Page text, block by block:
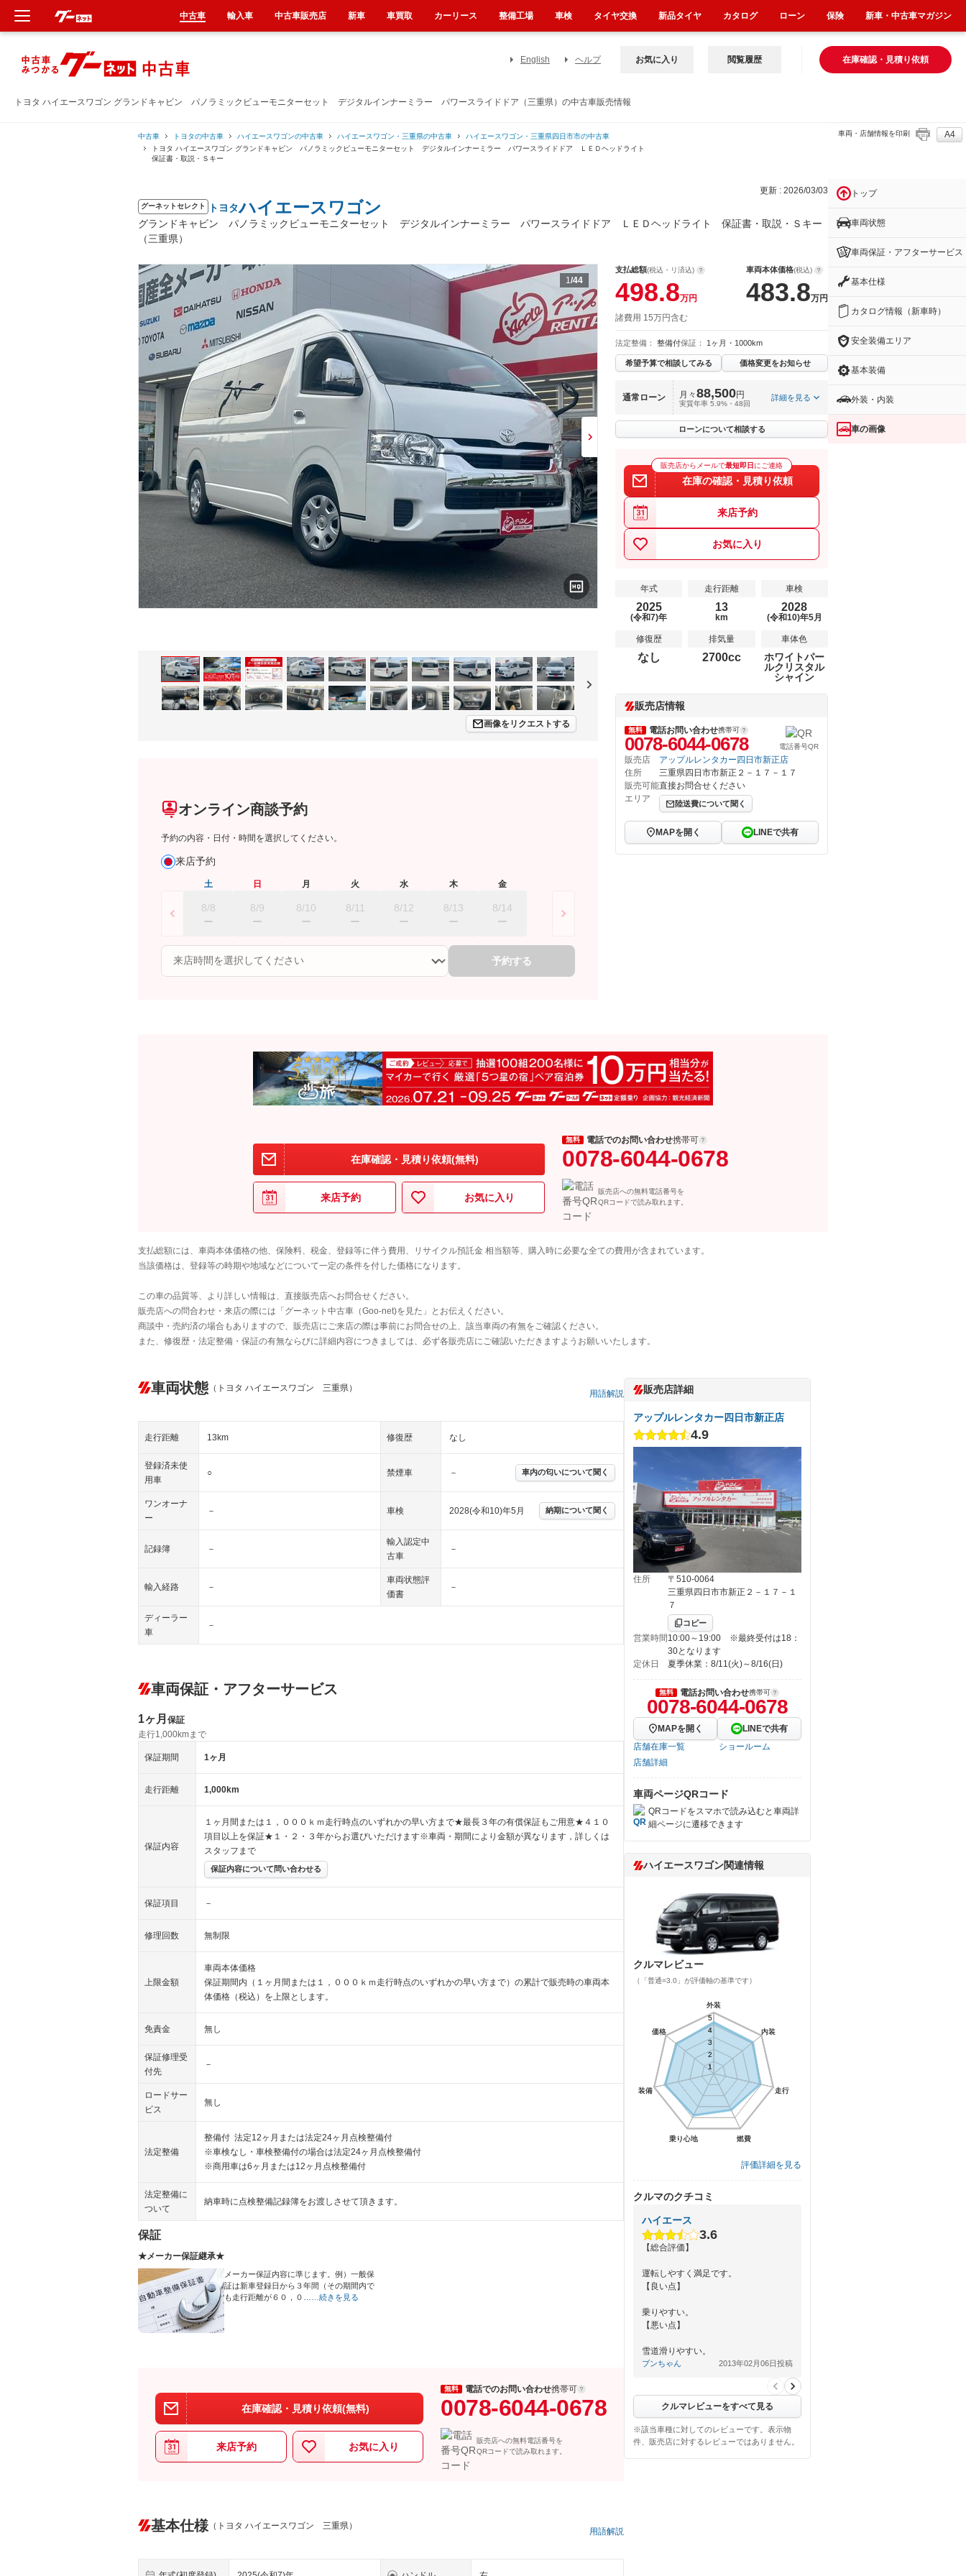
トヨタ ハイエースワゴン グランドキャビン パノラミックビューモニターセット デジタルインナーミラー パワースライドドア（三重県）の中古車販売情報
English ヘルプ 在庫確認・見積り依頼
お気に入り 閲覧履歴
中古車 トヨタの中古車 ハイエースワゴンの中古車 ハイエースワゴン・三重県の中古車
ハイエースワゴン・三重県四日市市の中古車
トヨタ ハイエースワゴン グランドキャビン パノラミックビューモニターセット デジタルインナーミラー パワースライドドア ＬＥＤヘッドライト
保証書・取説・Ｓキー
車両・店舗情報を印刷 A4
更新 : 2026/03/03
グーネットセレクト トヨタハイエースワゴン
グランドキャビン パノラミックビューモニターセット デジタルインナーミラー パワースライドドア ＬＥＤヘッドライト 保証書・取説・Ｓキー
（三重県）
1/44
画像をリクエストする
オンライン商談予約
予約の内容・日付・時間を選択してください。
来店予約
土
8/8
日
8/9
月
8/10
火
8/11
水
8/12
木
8/13
金
8/14
予約する
支払総額(税込・リ済込)
498.8万円
車両本体価格(税込)
483.8万円
諸費用 15万円含む
法定整備： 整備付保証： 1ヶ月・1000km
希望予算で相談してみる 価格変更をお知らせ
通常ローン 月々88,500円
実質年率 5.9%・48回
詳細を見る
ローンについて相談する
販売店からメールで最短即日 にご連絡
在庫の確認・見積り依頼
来店予約
お気に入り
年式
2025
(令和7)年
走行距離
13
km
車検
2028
(令和10)年5月
修復歴
なし
排気量
2700cc
車体色
ホワイトパー
ルクリスタル
シャイン
販売店情報
無料 電話お問い合わせ携帯可
0078-6044-0678 電話番号QR
販売店
アップルレンタカー四日市新正店
住所
三重県四日市市新正２－１７－１７
販売可能
エリア
直接お問合せください
陸送費について聞く
MAPを開く LINEで共有
在庫確認・見積り依頼(無料)
来店予約 お気に入り
無料 電話でのお問い合わせ携帯可
0078-6044-0678
販売店への無料電話番号を
QRコードで読み取れます。
支払総額には、車両本体価格の他、保険料、税金、登録等に伴う費用、リサイクル預託金 相当額等、購入時に必要な全ての費用が含まれています。
当該価格は、登録等の時期や地域などについて一定の条件を付した価格になります。
この車の品質等、より詳しい情報は、直接販売店へお問合せください。
販売店への問合わせ・来店の際には「グーネット中古車（Goo-net)を見た」とお伝えください。
商談中・売約済の場合もありますので、販売店にご来店の際は事前にお問合せの上、該当車両の有無をご確認ください。
また、修復歴・法定整備・保証の有無ならびに詳細内容につきましては、必ず各販売店にご確認いただきますようお願いいたします。
車両状態 （トヨタ ハイエースワゴン 三重県）
用語解説
走行距離 13km 修復歴 なし
登録済未使
用車
○ 禁煙車 － 車内の匂いについて聞く
ワンオーナ
ー
－ 車検 2028(令和10)年5月 納期について聞く
記録簿 －
輸入認定中
古車
－
輸入経路 －
車両状態評
価書
－
ディーラー
車
－
車両保証・アフターサービス
1ヶ月 保証
走行1,000kmまで
保証期間 1ヶ月
走行距離 1,000km
保証内容
１ヶ月間または１，０００ｋｍ走行時点のいずれかの早い方まで★最長３年の有償保証もご用意★４１０
項目以上を保証★１・２・３年からお選びいただけます※車両・期間により金額が異なります，詳しくは
スタッフまで
保証内容について問い合わせる
保証項目 －
修理回数 無制限
上限金額
車両本体価格
保証期間内（１ヶ月間または１，０００ｋｍ走行時点のいずれかの早い方まで）の累計で販売時の車両本
体価格（税込）を上限とします。
免責金 無し
保証修理受
付先
－
ロードサー
ビス
無し
法定整備
整備付 法定12ヶ月または法定24ヶ月点検整備付
※車検なし・車検整備付の場合は法定24ヶ月点検整備付
※商用車は6ヶ月または12ヶ月点検整備付
法定整備に
ついて
納車時に点検整備記録簿をお渡しさせて頂きます。
保証
★メーカー保証継承★
メーカー保証内容に準じます。例）一般保
証は新車登録日から３年間（その期間内で
も走行距離が６０，０…
…続きを見る
在庫確認・見積り依頼(無料)
来店予約 お気に入り
無料 電話でのお問い合わせ携帯可
0078-6044-0678
販売店への無料電話番号を
QRコードで読み取れます。
基本仕様 （トヨタ ハイエースワゴン 三重県）
用語解説
販売店詳細
アップルレンタカー四日市新正店
4.9
住所
〒510-0064
三重県四日市市新正２－１７－１
７
コピー
営業時間 10:00～19:00 ※最終受付は18：
30となります
定休日
夏季休業：8/11(火)～8/16(日)
無料 電話お問い合わせ携帯可
0078-6044-0678
MAPを開く
LINEで共有
店舗在庫一覧
ショールーム
店舗詳細
車両ページQRコード
QRコードをスマホで読み込むと車両詳
細ページに遷移できます
ハイエースワゴン関連情報
クルマレビュー
（「普通=3.0」が評価軸の基準です）
外装
内装
走行
燃費
乗り心地
装備
価格
1
2
3
4
5
外装
内装
走行
燃費
乗り心地
装備
価格
1
2
3
4
5
評価詳細を見る
クルマのクチコミ
ハイエース
3.6
【総合評価】
運転しやすく満足です。
【良い点】
乗りやすい。
【悪い点】
雪道滑りやすい。
ブンちゃん 2013年02月06日投稿
クルマレビューをすべて見る
※該当車種に対してのレビューです。表示物
件、販売店に対するレビューではありません。
トップ
車両状態
車両保証・アフターサービス
基本仕様
カタログ情報（新車時）
安全装備エリア
基本装備
外装・内装
車の画像
中古車 輸入車 中古車販売店 新車 車買取 カーリース 整備工場 車検 タイヤ交換 新品タイヤ カタログ ローン 保険 新車・中古車マガジン
新車
中古車